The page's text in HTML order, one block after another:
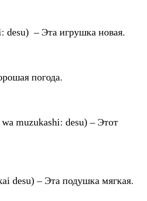
– Эта игрушка новая.
погода.
muzukashi: desu) – Этот
desu) – Эта подушка мягкая.